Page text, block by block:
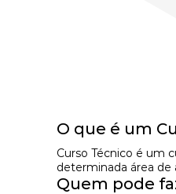
O que é um
Curso Técnico é um
determinada área de
Quem pode